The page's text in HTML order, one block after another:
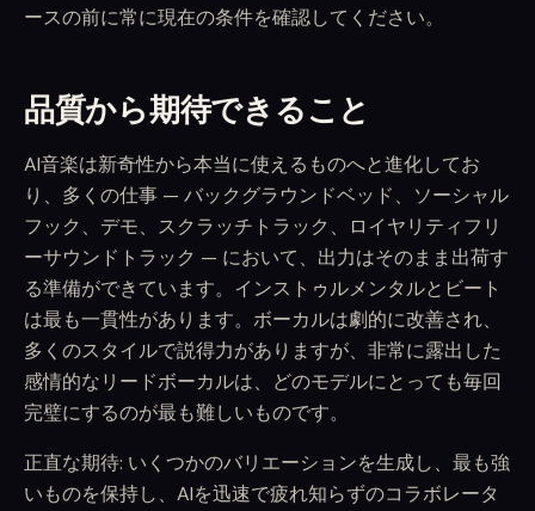
ースの前に常に現在の条件を確認してください。
品質から期待できること
AI音楽は新奇性から本当に使えるものへと進化してお
り、多くの仕事 — バックグラウンドベッド、ソーシャル
フック、デモ、スクラッチトラック、ロイヤリティフリ
ーサウンドトラック — において、出力はそのまま出荷す
る準備ができています。インストゥルメンタルとビート
は最も一貫性があります。ボーカルは劇的に改善され、
多くのスタイルで説得力がありますが、非常に露出した
感情的なリードボーカルは、どのモデルにとっても毎回
完璧にするのが最も難しいものです。
正直な期待: いくつかのバリエーションを生成し、最も強
いものを保持し、AIを迅速で疲れ知らずのコラボレータ